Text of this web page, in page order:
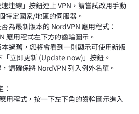
連線」按鈕連上 VPN，請嘗試改用手動
特定國家/地區的伺服器。
為最新版本的 NordVPN 應用程式：
應用程式左下方的齒輪圖示。
過舊，您將會看到一則顯示可使用新版
「立即更新 (Update now)」按鈕。
請確保將 NordVPN 列入例外名單。
用程式，按一下左下角的齒輪圖示進入